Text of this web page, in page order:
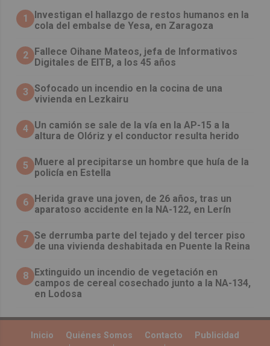
1
Investigan el hallazgo de restos humanos en la
cola del embalse de Yesa, en Zaragoza
2 Fallece Oihane Mateos, jefa de Informativos
Digitales de EITB, a los 45 años
3 Sofocado un incendio en la cocina de una
vivienda en Lezkairu
4 Un camión se sale de la vía en la AP-15 a la
altura de Olóriz y el conductor resulta herido
5
Muere al precipitarse un hombre que huía de la
policía en Estella
6 Herida grave una joven, de 26 años, tras un
aparatoso accidente en la NA-122, en Lerín
7 Se derrumba parte del tejado y del tercer piso
de una vivienda deshabitada en Puente la Reina
8 Extinguido un incendio de vegetación en
campos de cereal cosechado junto a la NA-134,
en Lodosa
Inicio Quiénes Somos Contacto
Publicidad